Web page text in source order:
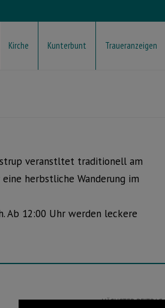
Kirche Kunterbunt Traueranzeigen
veranstltet traditionell am
herbstliche Wanderung im
Ab 12:00 Uhr werden leckere
NÄCHSTER BEITRAG